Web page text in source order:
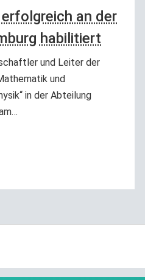
an der
habilitiert
und Leiter der
und
in der Abteilung